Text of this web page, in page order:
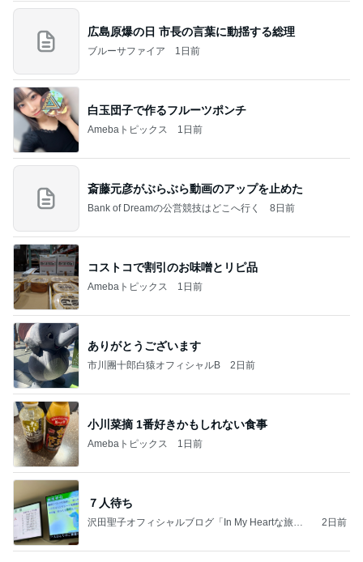
広島原爆の日 市長の言葉に動揺する総理
ブルーサファイア 1日前
白玉団子で作るフルーツポンチ
Amebaトピックス 1日前
斎藤元彦がぶらぶら動画のアップを止めた
Bank of Dreamの公営競技はどこへ行く 8日前
コストコで割引のお味噌とリピ品
Amebaトピックス 1日前
ありがとうございます
市川團十郎白猿オフィシャルB 2日前
小川菜摘 1番好きかもしれない食事
Amebaトピックス 1日前
７人待ち
沢田聖子オフィシャルブログ「In My Heartな旅日
2日前